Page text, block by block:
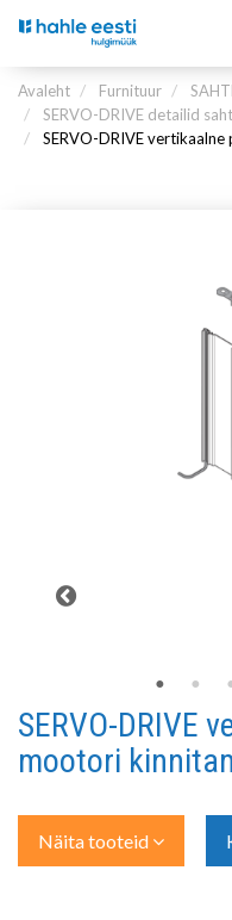
Avaleht Furnituur
SERVO-DRIVE detailid
SERVO-DRIVE
SERVO-DRIVE
mootori
Näita tooteid